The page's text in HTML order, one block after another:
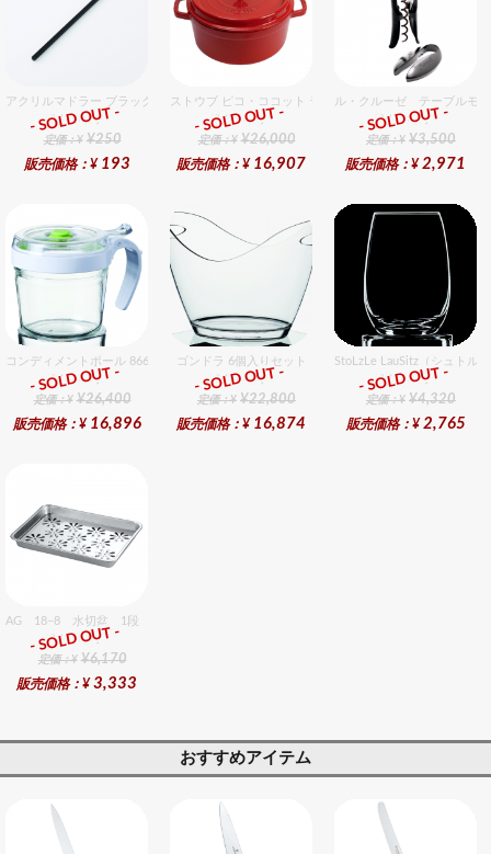
アクリルマドラー ブラック
総合ﾗﾝｷﾝｸﾞ
定価：¥ ¥250
販売価格：¥ 193
- SOLD OUT -
ストウブ ピコ・ココット ラウンド 20cm チェリー
総合ﾗﾝｷﾝｸﾞ
定価：¥ ¥26,000
販売価格：¥ 16,907
- SOLD OUT -
ル・クルーゼ テーブルモ
総合ﾗﾝｷﾝｸﾞ
定価：¥ ¥3,500
販売価格：¥ 2,971
- SOLD OUT -
コンディメントボール 8660 48個入りセット
総合ﾗﾝｷﾝｸﾞ
定価：¥ ¥26,400
販売価格：¥ 16,896
- SOLD OUT -
ゴンドラ 6個入りセット
総合ﾗﾝｷﾝｸﾞ
定価：¥ ¥22,800
販売価格：¥ 16,874
- SOLD OUT -
StoLzLe LauSitz（シュトル
総合ﾗﾝｷﾝｸﾞ
定価：¥ ¥4,320
販売価格：¥ 2,765
- SOLD OUT -
AG 18−8 水切盆 1段 大 パイプホース無
総合ﾗﾝｷﾝｸﾞ
定価：¥ ¥6,170
販売価格：¥ 3,333
- SOLD OUT -
おすすめアイテム